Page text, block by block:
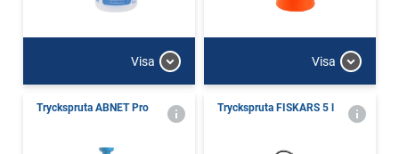
Visa Visa
Tryckspruta ABNET Pro Tryckspruta FISKARS 5 l